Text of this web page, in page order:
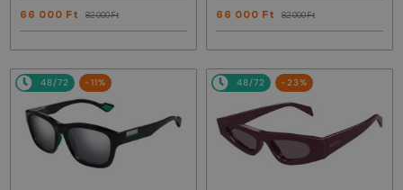
66 000 Ft 82 000 Ft 66 000 Ft 82 000 Ft
48/72 -11% 48/72 -23%